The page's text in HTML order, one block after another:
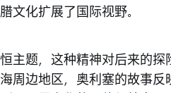
文化扩展了国际视野。
主题，这种精神对后来的探
周边地区，奥利塞的故事反